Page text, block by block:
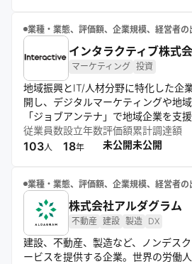
業種・業態、評価額、企業規模、経営者
インタラクティブ株式
マーケティング 投資
地域振興とIT/人材分野に特化した企
開し、デジタルマーケティングや地
「ジョブアンテナ」で地域企業を支
ートワーク導入も積極的に行い、地
本全体の活性化を目指す。
従業員数
103人
設立年数
18年
評価額
未公開
累計調達額
未公開
業種・業態、評価額、企業規模、経営者
株式会社アルダグラム
不動産 建設 製造 DX
建設、不動産、製造など、ノンデス
ービスを提供する企業。世界の労働